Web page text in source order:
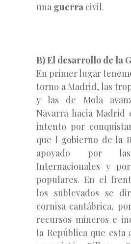
una guerra civil.
B) El desarrollo de la
En primer lugar
torno a Madrid, las
y las de Mola
Navarra hacia
intento por
que l gobierno de la
apoyado por
Internacionales y
populares. En el
los sublevados se
cornisa cantábrica,
recursos mineros e
la República que esta